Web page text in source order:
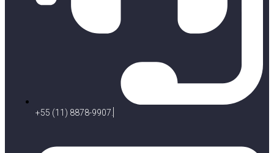
+55 (11) 8878-9907.